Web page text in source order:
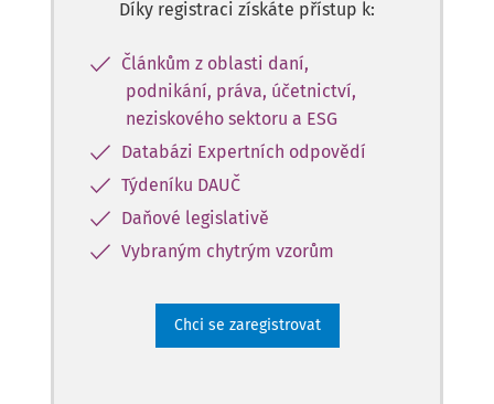
Díky registraci získáte přístup k:
Článkům z oblasti daní,
podnikání, práva, účetnictví,
neziskového sektoru a ESG
Databázi Expertních odpovědí
Týdeníku DAUČ
Daňové legislativě
Vybraným chytrým vzorům
Chci se zaregistrovat